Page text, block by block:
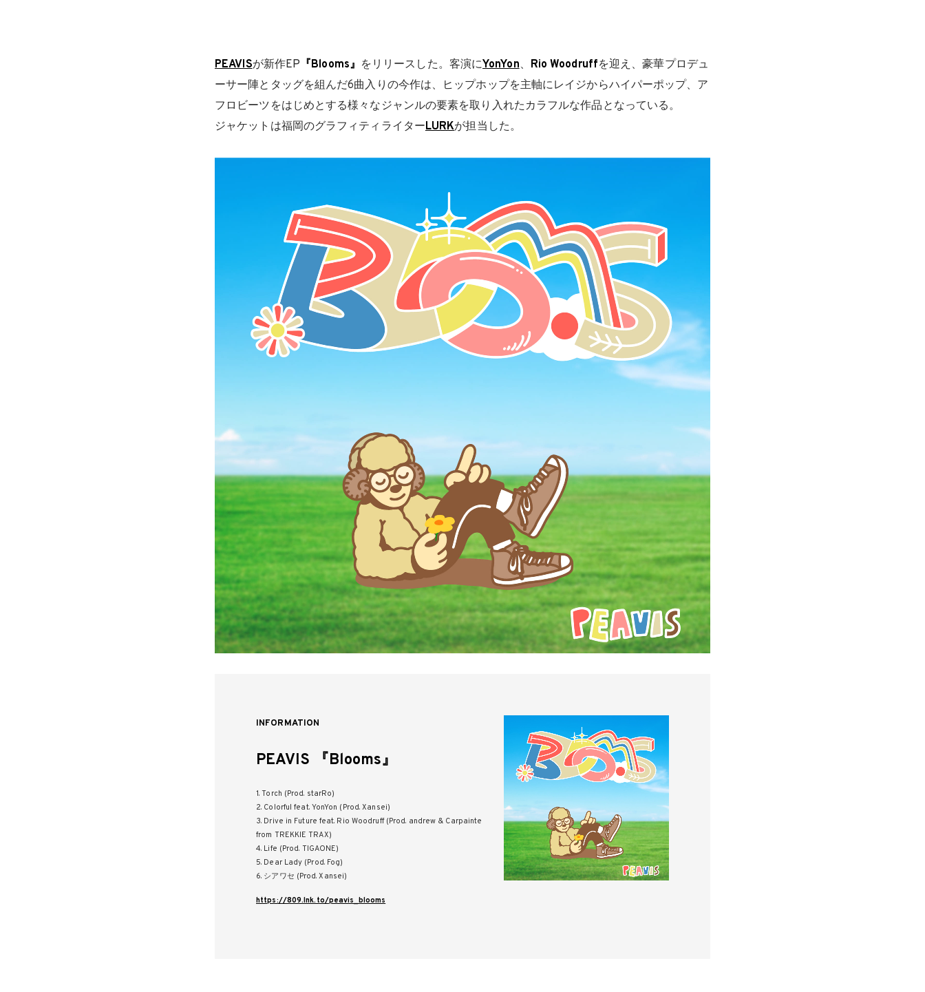
PEAVISが新作EP 『Blooms』 をリリースした。客演にYonYon、 Rio Woodruffを迎え、豪華プロデュ
ーサー陣とタッグを組んだ6曲入りの今作は、ヒップホップを主軸にレイジからハイパーポップ、ア
フロビーツをはじめとする様々なジャンルの要素を取り入れたカラフルな作品となっている。
ジャケットは福岡のグラフィティライターLURKが担当した。
INFORMATION
PEAVIS 『Blooms』
1. Torch (Prod. starRo)
2. Colorful feat. YonYon (Prod. Xansei)
3. Drive in Future feat. Rio Woodruff (Prod. andrew & Carpainte
from TREKKIE TRAX)
4. Life (Prod. TIGAONE)
5. Dear Lady (Prod. Fog)
6. シアワセ (Prod. Xansei)
https://809.lnk.to/peavis_blooms